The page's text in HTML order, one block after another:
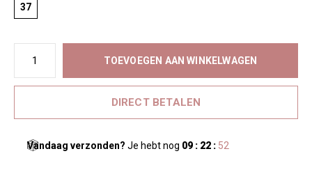
37
TOEVOEGEN AAN WINKELWAGEN
DIRECT BETALEN
Vandaag verzonden? Je hebt nog 09 : 22 : 52